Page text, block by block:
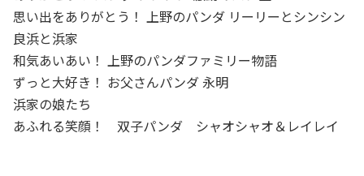
思い出をありがとう！ 上野のパンダ リーリーとシンシン
良浜と浜家
和気あいあい！ 上野のパンダファミリー物語
ずっと大好き！ お父さんパンダ 永明
浜家の娘たち
あふれる笑顔！ 双子パンダ シャオシャオ＆レイレイ